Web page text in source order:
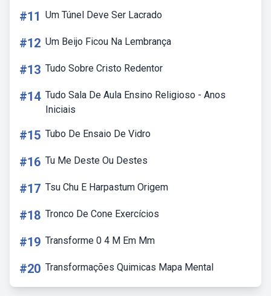
#11 Um Túnel Deve Ser Lacrado
#12 Um Beijo Ficou Na Lembrança
#13 Tudo Sobre Cristo Redentor
#14 Tudo Sala De Aula Ensino Religioso - Anos
Iniciais
#15 Tubo De Ensaio De Vidro
#16 Tu Me Deste Ou Destes
#17 Tsu Chu E Harpastum Origem
#18 Tronco De Cone Exercícios
#19 Transforme 0 4 M Em Mm
#20 Transformações Quimicas Mapa Mental